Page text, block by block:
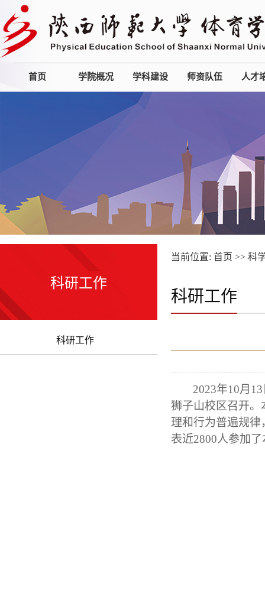
首页 学院概况 学科建设 师资队伍 人才
科研工作
科研工作
当前位置: 首页 >> 科
科研工作
2023年10月
狮子山校区召开。
理和行为普遍规律
表近2800人参加